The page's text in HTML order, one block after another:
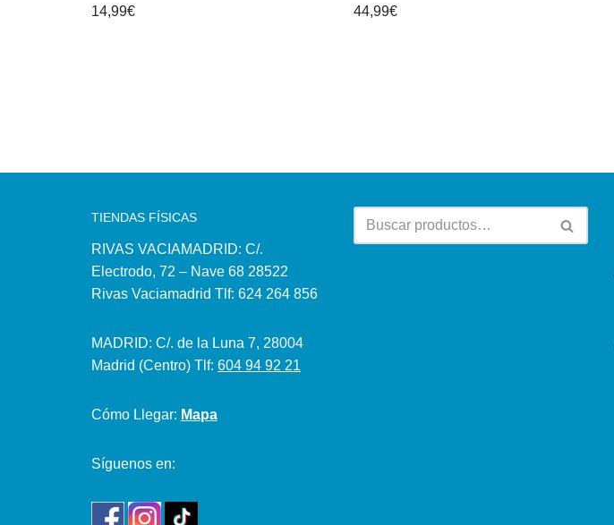
14,99€ 44,99€
TIENDAS FÍSICAS
RIVAS VACIAMADRID: C/.
Electrodo, 72 – Nave 68 28522
Rivas Vaciamadrid Tlf: 624 264 856
MADRID: C/. de la Luna 7, 28004
Madrid (Centro) Tlf: 604 94 92 21
Cómo Llegar: Mapa
Síguenos en: